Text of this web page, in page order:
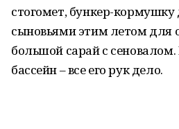
стогомет, бункер-кормушку
сыновьями этим летом для
большой сарай с
бассейн – все его рук дело.